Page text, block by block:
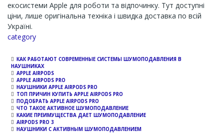
екосистеми Apple для роботи та відпочинку. Тут доступні
ціни, лише оригінальна техніка і швидка доставка по всій
Україні.
Channel
category
КАК РАБОТАЮТ СОВРЕМЕННЫЕ СИСТЕМЫ ШУМОПОДАВЛЕНИЯ В
НАУШНИКАХ
APPLE AIRPODS
APPLE AIRPODS PRO
НАУШНИКИ APPLE AIRPODS PRO
ТОП ПРИЧИН КУПИТЬ APPLE AIRPODS PRO
ПОДОБРАТЬ APPLE AIRPODS PRO
ЧТО ТАКОЕ АКТИВНОЕ ШУМОПОДАВЛЕНИЕ
КАКИЕ ПРЕИМУЩЕСТВА ДАЕТ ШУМОПОДАВЛЕНИЕ
AIRPODS PRO 3
НАУШНИКИ С АКТИВНЫМ ШУМОПОДАВЛЕНИЕМ